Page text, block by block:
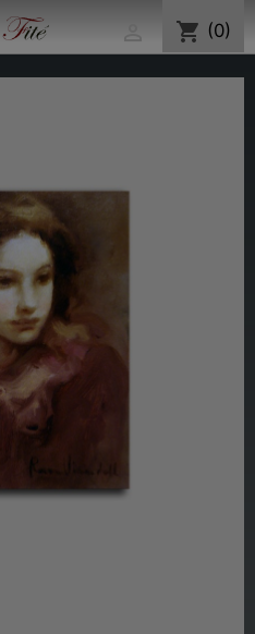
shopping_cart (0)